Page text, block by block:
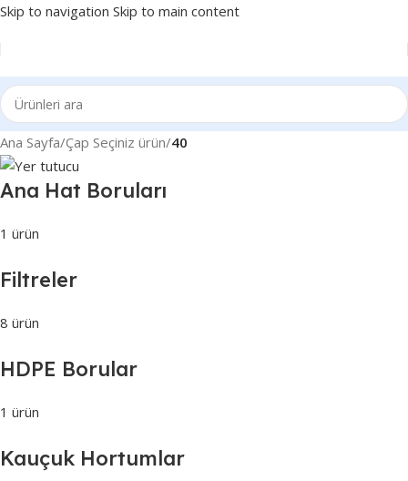
Skip to navigation Skip to main content
Ana Sayfa/Çap Seçiniz ürün/40
Ana Hat Boruları
1 ürün
Filtreler
8 ürün
HDPE Borular
1 ürün
Kauçuk Hortumlar